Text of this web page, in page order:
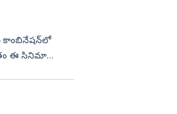
కాంబినేషన్‌లో
ఈ సినిమా